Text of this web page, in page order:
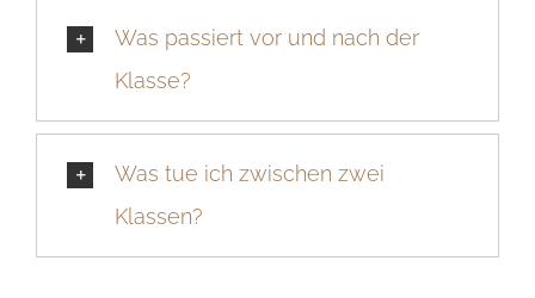
Was passiert vor und nach der
Klasse?
Was tue ich zwischen zwei
Klassen?